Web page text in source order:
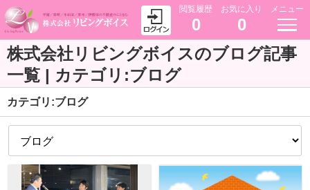
閲覧履歴
0
お気に入り
0
メニュー
株式会社リビングボイスのブログ記事
一覧 | カテゴリ:ブログ
カテゴリ:ブログ